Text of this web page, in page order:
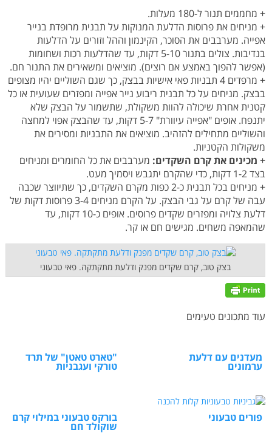
+ מחממים תנור ל-180 מעלות.
+ מניחים את פרוסות הדלעת המנוקות על תבנית מרופדת בנייר
אפייה. מערבבים את הסוכר, הקינמון וההל וזורים על הדלעות
בנדיבות. צולים בתנור 5-10 דקות, עד שהדלעות רכות ושחומות
(אפשר להפוך באמצע אם רוצים). מוציאים ומשאירים את התנור חם.
+ מרפדים 4 תבניות פאי אישיות בבצק, כך שגם השוליים יהיו מצופים
בבצק. מניחים על כל תבנית ריבוע נייר אפייה ומפזרים שעועית או כל
קטנית אחרת שיכולה להוות משקולת, שתשמור על הבצק שלא
יתנפח. אופים "אפייה עיוורת" 5-7 דקות, עד שהבצק אפוי למחצה
והשוליים מתחילים להזהיב. מוציאים את התבניות ומסירים את
משקולות הקטניות.
+ מכינים את קרם השקדים: מערבבים את כל החומרים ומניחים
בצד 1-2 דקות, כדי שהקרם יתגבש ויסמיך מעט.
+ מניחים בכל תבנית כ-2 כפות מקרם השקדים, כך שתיווצר שכבה
עבה של קרם על גבי הבצק. על הקרם מניחים 3-4 פרוסות דקות של
דלעת צלויה ומפזרים שקדים פרוסים. אופים כ-10 דקות, עד
שהמאפה משחים. מגישים חם או קר.
בצק טוב, קרם שקדים מפנק ודלעת מתקתקה. פאי טבעוני
עוד מתכונים טעימים
מעדנים עם דלעת
ערמונים
"טארט טאטן" של תרד
טורקי ועגבניות
פורים טבעוני בורקס טבעוני במילוי קרם
שוקולד חם